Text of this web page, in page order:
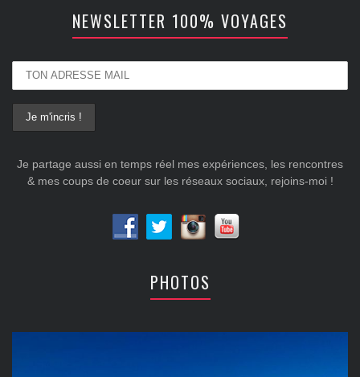
NEWSLETTER 100% VOYAGES
Je partage aussi en temps réel mes expériences, les rencontres
& mes coups de coeur sur les réseaux sociaux, rejoins-moi !
PHOTOS